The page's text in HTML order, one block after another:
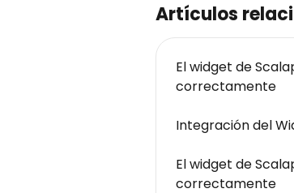
Artículos
El widget de
correctamente
Integración del
El widget de
correctamente